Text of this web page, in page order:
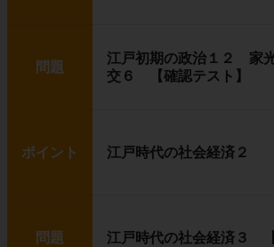
問題
江戸初期の政治１２ 家
交６ 【確認テスト】
ポイント 江戸時代の社会経済２
問題 江戸時代の社会経済３ 【